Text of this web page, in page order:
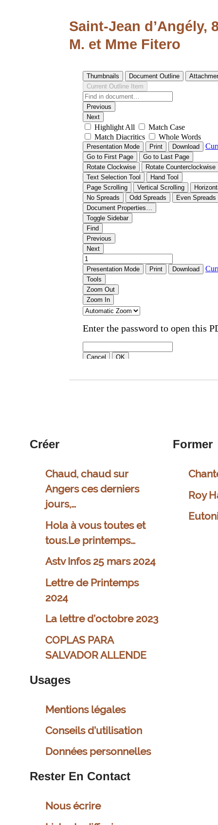
Saint-Jean d’Angély,
M. et Mme Fitero
Créer
Chaud, chaud sur
Angers ces derniers
jours,…
Hola à vous toutes et
tous.Le printemps…
Astv Infos 25 mars 2024
Lettre de Printemps
2024
La lettre d’octobre 2023
COPLAS PARA
SALVADOR ALLENDE
Former
Roy
Usages
Mentions légales
Conseils d’utilisation
Données personnelles
Rester En Contact
Nous écrire